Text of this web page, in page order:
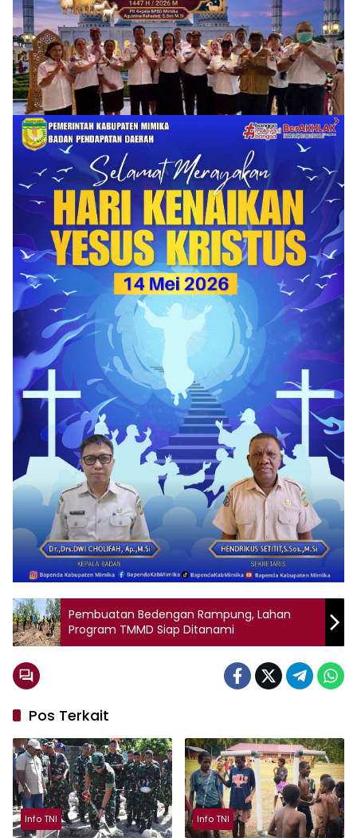
Pembuatan Bedengan Rampung, Lahan
Program TMMD Siap Ditanami
Pos Terkait
Info TNI Info TNI